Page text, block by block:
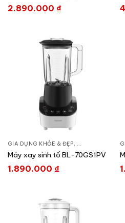
2.890.000 ₫
GIA DỤNG KHỎE & ĐẸP, MÁY XAY SINH
Máy xay sinh tố BL-70GS1PV
1.890.000 ₫